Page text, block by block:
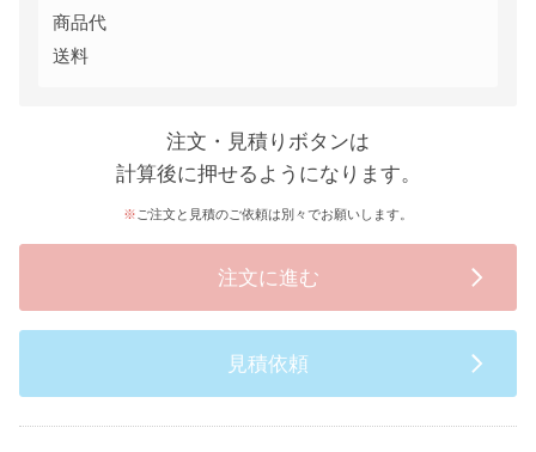
商品代
送料
注文・見積りボタンは
計算後に押せるようになります。
ご注文と見積のご依頼は別々でお願いします。
注文に進む
見積依頼